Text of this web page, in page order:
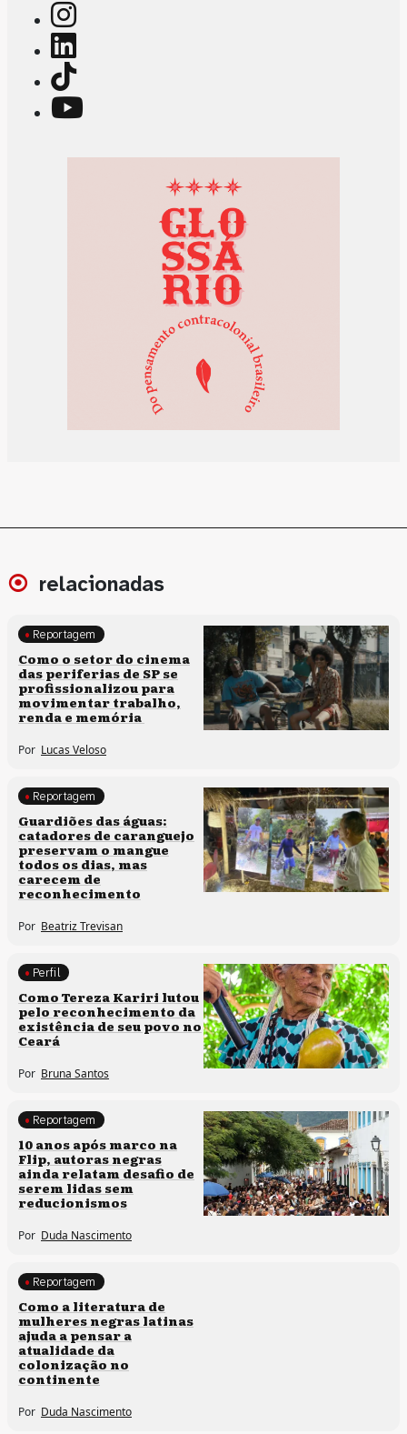
relacionadas
Políticas culturais
Reportagem
Como o setor do cinema
das periferias de SP se
profissionalizou para
movimentar trabalho,
renda e memória
Por Lucas Veloso
Clima e cultura
Reportagem
Guardiões das águas:
catadores de caranguejo
preservam o mangue
todos os dias, mas
carecem de
reconhecimento
Por Beatriz Trevisan
Comunidades tradicionais
Perfil
Como Tereza Kariri lutou
pelo reconhecimento da
existência de seu povo no
Ceará
Por Bruna Santos
Processos artísticos
Reportagem
10 anos após marco na
Flip, autoras negras
ainda relatam desafio de
serem lidas sem
reducionismos
Por Duda Nascimento
Direitos humanos
Reportagem
Como a literatura de
mulheres negras latinas
ajuda a pensar a
atualidade da
colonização no
continente
Por Duda Nascimento